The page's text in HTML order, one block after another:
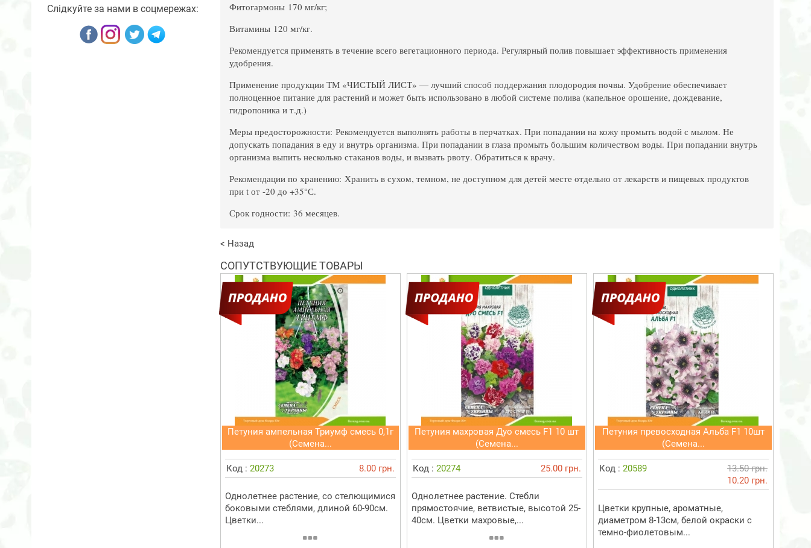
Слідкуйте за нами в соцмережах:
Фитогармоны 170 мг/кг;
Витамины 120 мг/кг.
Рекомендуется применять в течение всего вегетационного периода. Регулярный полив повышает эффективность применения
удобрения.
Применение продукции ТМ «ЧИСТЫЙ ЛИСТ» ― лучший способ поддержания плодородия почвы. Удобрение обеспечивает
полноценное питание для растений и может быть использовано в любой системе полива (капельное орошение, дождевание,
гидропоника и т.д.)
Меры предосторожности: Рекомендуется выполнять работы в перчатках. При попадании на кожу промыть водой с мылом. Не
допускать попадания в еду и внутрь организма. При попадании в глаза промыть большим количеством воды. При попадании внутрь
организма выпить несколько стаканов воды, и вызвать рвоту. Обратиться к врачу.
Рекомендации по хранению: Хранить в сухом, темном, не доступном для детей месте отдельно от лекарств и пищевых продуктов
при t от -20 до +35°С.
Срок годности: 36 месяцев.
< Назад
СОПУТСТВУЮЩИЕ ТОВАРЫ
Петуния ампельная Триумф смесь 0,1г
(Семена...
Код : 20273 8.00 грн.
Однолетнее растение, со стелющимися
боковыми стеблями, длиной 60-90см.
Цветки...
Петуния махровая Дуо смесь F1 10 шт
(Семена...
Код : 20274 25.00 грн.
Однолетнее растение. Стебли
прямостоячие, ветвистые, высотой 25-
40см. Цветки махровые,...
Петуния превосходная Альба F1 10шт
(Семена...
Код : 20589
13.50 грн.
10.20 грн.
Цветки крупные, ароматные,
диаметром 8-13см, белой окраски с
темно-фиолетовым...